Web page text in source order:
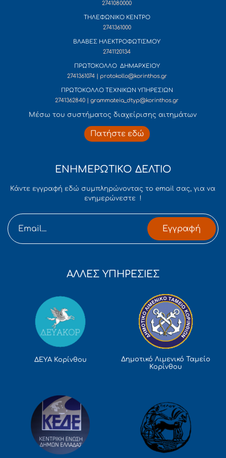
2741080000
ΤΗΛΕΦΩΝΙΚΟ ΚΕΝΤΡΟ
2741361000
ΒΛΑΒΕΣ ΗΛΕΚΤΡΟΦΩΤΙΣΜΟΥ
2741120134
ΠΡΩΤΟΚΟΛΛΟ ΔΗΜΑΡΧΕΙΟΥ
2741361074 | protokollo@korinthos.gr
ΠΡΩΤΟΚΟΛΛΟ ΤΕΧΝΙΚΩΝ ΥΠΗΡΕΣΙΩΝ
2741362840 | grammateia_dtyp@korinthos.gr
Mέσω του συστήματος διαχείρισης αιτημάτων
Πατήστε εδώ
ΕΝΗΜΕΡΩΤΙΚΟ ΔΕΛΤΙΟ
Κάντε εγγραφή εδώ συμπληρώνοντας το email σας, για να
ενημερώνεστε !
Εγγραφή
ΑΛΛΕΣ ΥΠΗΡΕΣΙΕΣ
ΔΕΥΑ Κορίνθου
Δημοτικό Λιμενικό Ταμείο
Κορίνθου